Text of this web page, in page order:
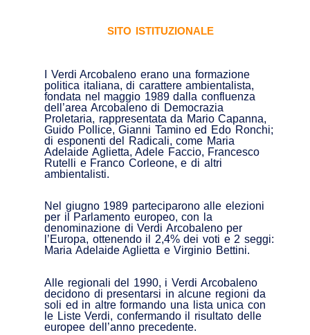
SITO ISTITUZIONALE
I Verdi Arcobaleno erano una formazione
politica italiana, di carattere ambientalista,
fondata nel maggio 1989 dalla confluenza
dell’area Arcobaleno di Democrazia
Proletaria, rappresentata da Mario Capanna,
Guido Pollice, Gianni Tamino ed Edo Ronchi;
di esponenti del Radicali, come Maria
Adelaide Aglietta, Adele Faccio, Francesco
Rutelli e Franco Corleone, e di altri
ambientalisti.
Nel giugno 1989 parteciparono alle elezioni
per il Parlamento europeo, con la
denominazione di Verdi Arcobaleno per
l’Europa, ottenendo il 2,4% dei voti e 2 seggi:
Maria Adelaide Aglietta e Virginio Bettini.
Alle regionali del 1990, i Verdi Arcobaleno
decidono di presentarsi in alcune regioni da
soli ed in altre formando una lista unica con
le Liste Verdi, confermando il risultato delle
europee dell’anno precedente.